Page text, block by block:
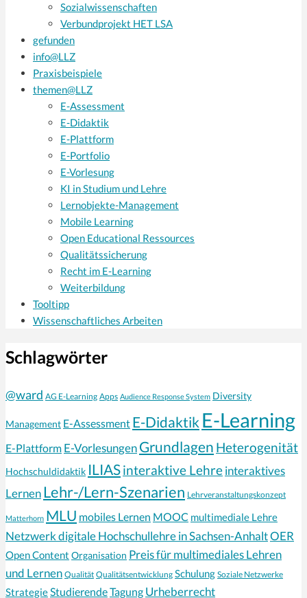
Sozialwissenschaften
Verbundprojekt HET LSA
gefunden
info@LLZ
Praxisbeispiele
themen@LLZ
E-Assessment
E-Didaktik
E-Plattform
E-Portfolio
E-Vorlesung
KI in Studium und Lehre
Lernobjekte-Management
Mobile Learning
Open Educational Ressources
Qualitätssicherung
Recht im E-Learning
Weiterbildung
Tooltipp
Wissenschaftliches Arbeiten
Schlagwörter
@ward AG E-Learning Apps Audience Response System Diversity
Management E-Assessment E-Didaktik E-Learning
E-Plattform E-Vorlesungen Grundlagen Heterogenität
Hochschuldidaktik ILIASinteraktive Lehreinteraktives
LernenLehr-/Lern-Szenarien Lehrveranstaltungskonzept
Matterhorn MLU mobiles Lernen MOOC multimediale Lehre
Netzwerk digitale Hochschullehre in Sachsen-AnhaltOER
Open Content Organisation Preis für multimediales Lehren
und Lernen Qualität Qualitätsentwicklung Schulung Soziale Netzwerke
StrategieStudierendeTagung Urheberrecht